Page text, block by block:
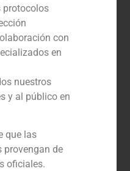
Sendex
protocolos
con
en
nuestros
y al público en
que las
provengan de
oficiales.